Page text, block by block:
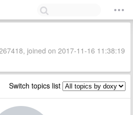
joined on 2017-11-16 11:38:19
Switch topics list